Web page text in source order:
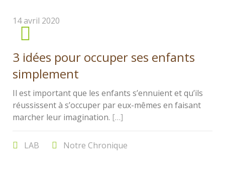
14 avril 2020
0
3 idées pour occuper ses enfants
simplement
Il est important que les enfants s’ennuient et qu’ils
réussissent à s’occuper par eux-mêmes en faisant
marcher leur imagination. […]
LAB Notre Chronique